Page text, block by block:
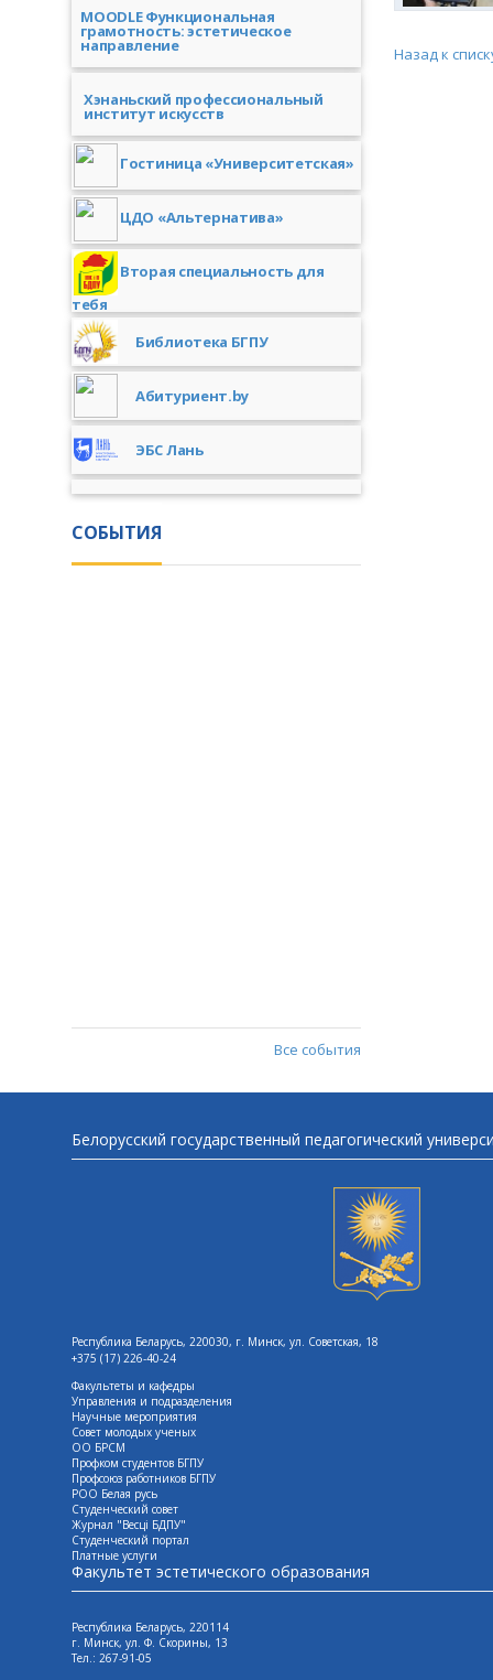
MOODLE Функциональная
грамотность: эстетическое
направление
Хэнаньский профессиональный
институт искусств
Гостиница «Университетская»
ЦДО «Альтернатива»
Вторая специальность для
тебя
Библиотека БГПУ
Абитуриент.by
ЭБС Лань
СОБЫТИЯ
Все события
Назад к
Белорусский государственный педагогический
Республика Беларусь, 220030, г. Минск, ул. Советская, 18
+375 (17) 226-40-24
Факультеты и кафедры
Управления и подразделения
Научные мероприятия
Совет молодых ученых
ОО БРСМ
Профком студентов БГПУ
Профсоюз работников БГПУ
РОО Белая русь
Студенческий совет
Журнал "Весцi БДПУ"
Студенческий портал
Платные услуги
Факультет эстетического образования
Республика Беларусь, 220114
г. Минск, ул. Ф. Скорины, 13
Tел.: 267-91-05